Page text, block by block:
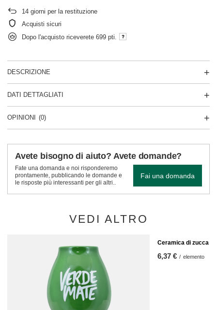
14 giorni per la restituzione
Acquisti sicuri
Dopo l'acquisto riceverete 699 pti.
DESCRIZIONE
DATI DETTAGLIATI
OPINIONI (0)
Avete bisogno di aiuto? Avete domande?
Fate una domanda e noi risponderemo
prontamente, pubblicando le domande e
le risposte più interessanti per gli altri..
Fai una domanda
VEDI ALTRO
Ceramica di zucca
6,37 € / elemento